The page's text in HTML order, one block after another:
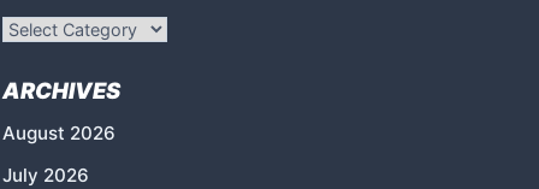
Categories
ARCHIVES
August 2026
July 2026